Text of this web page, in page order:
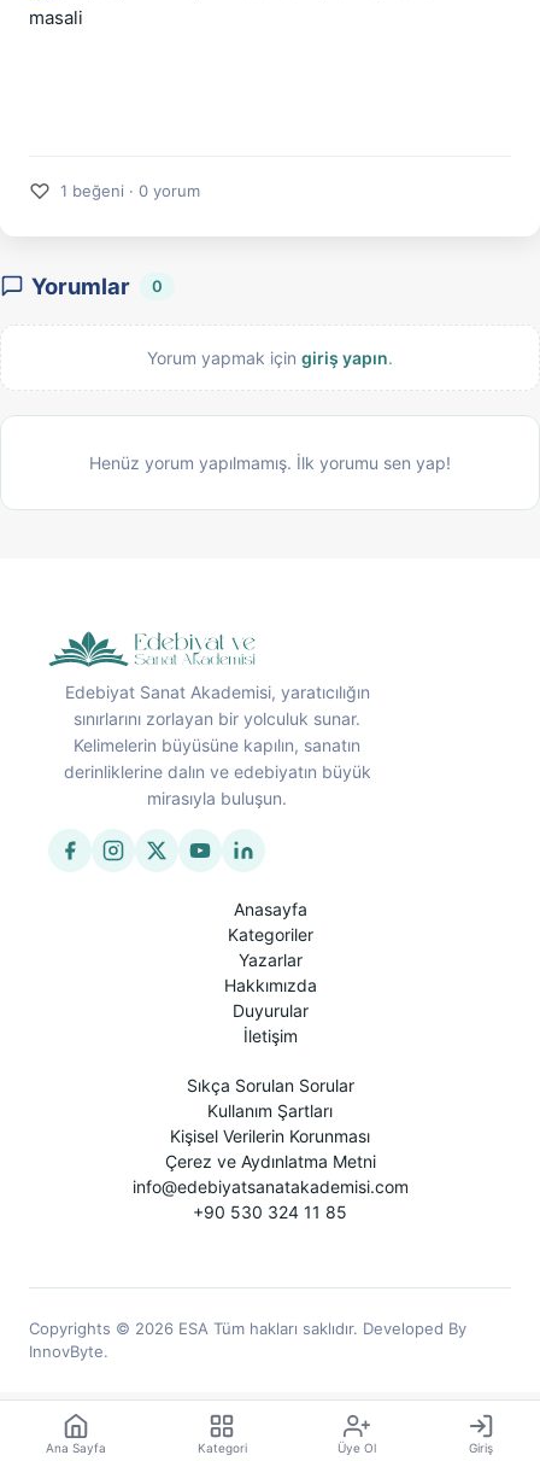
masali
♡ 1 beğeni · 0 yorum
Yorumlar 0
Yorum yapmak için giriş yapın.
Henüz yorum yapılmamış. İlk yorumu sen yap!
Edebiyat Sanat Akademisi, yaratıcılığın
sınırlarını zorlayan bir yolculuk sunar.
Kelimelerin büyüsüne kapılın, sanatın
derinliklerine dalın ve edebiyatın büyük
mirasıyla buluşun.
Anasayfa
Kategoriler
Yazarlar
Hakkımızda
Duyurular
İletişim
Sıkça Sorulan Sorular
Kullanım Şartları
Kişisel Verilerin Korunması
Çerez ve Aydınlatma Metni
info@edebiyatsanatakademisi.com
+90 530 324 11 85
Copyrights © 2026 ESA Tüm hakları saklıdır. Developed By
InnovByte.
Ana Sayfa Kategori Üye Ol Giriş